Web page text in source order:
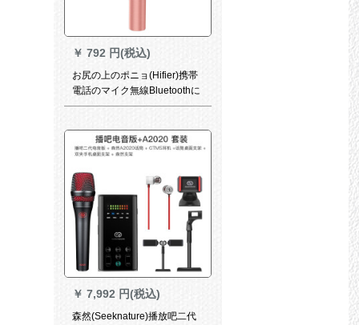
￥ 792 円(税込)
お尻の上のポニョ(Hifier)携帯
電話のマイク無線Bluetoothに
音声カドのマイクを内蔵しま
が生放送します。コーンデザ
ンサのスッポン一体のシャン
￥ 7,992 円(税込)
森然(Seeknature)播放吧二代